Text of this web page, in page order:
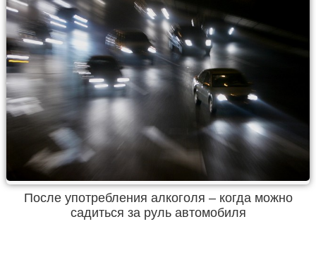
После употребления алкоголя – когда можно
садиться за руль автомобиля